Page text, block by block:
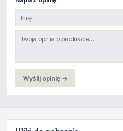
Wyślij opinię →